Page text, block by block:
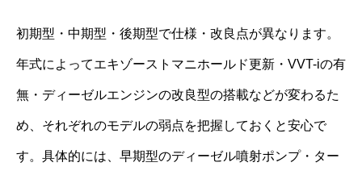
初期型・中期型・後期型で仕様・改良点が異なります。
年式によってエキゾーストマニホールド更新・VVT-iの有
無・ディーゼルエンジンの改良型の搭載などが変わるた
め、それぞれのモデルの弱点を把握しておくと安心で
す。具体的には、早期型のディーゼル噴射ポンプ・ター